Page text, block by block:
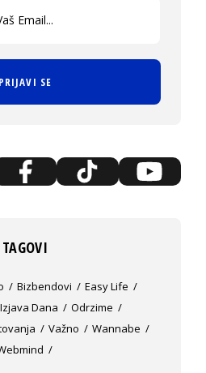
PRIJAVI SE
TAGOVI
Bizbendovi
Easy Life
Izjava Dana
Odrzime
Važno
Wannabe